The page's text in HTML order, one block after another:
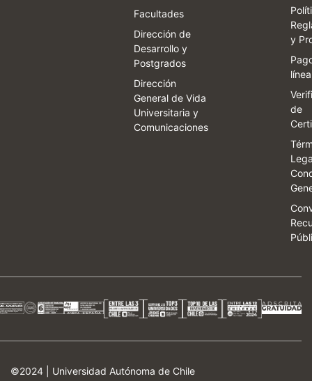
Facultades
Dirección de
Desarrollo y
Postgrados
Dirección
General de Vida
Universitaria y
Comunicaciones
y
línea
de
©2024 | Universidad Autónoma de Chile